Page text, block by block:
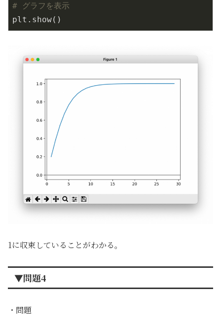
# グラフを表示
plt.show()
1に収束していることがわかる。
▼問題4
・問題